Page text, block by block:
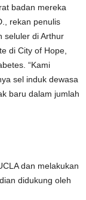
badan mereka
rekan penulis
seluler di Arthur
di City of Hope,
“Kami
sel induk dewasa
baru dalam jumlah
dan melakukan
didukung oleh